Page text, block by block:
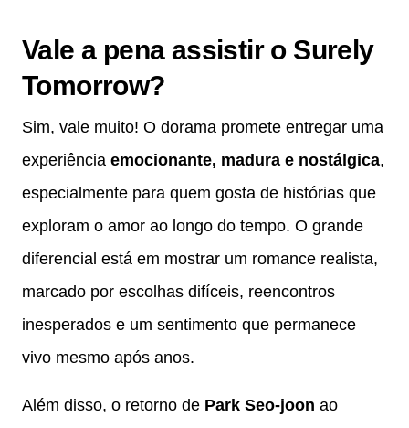
Vale a pena assistir o Surely
Tomorrow?
Sim, vale muito! O dorama promete entregar uma
experiência emocionante, madura e nostálgica,
especialmente para quem gosta de histórias que
exploram o amor ao longo do tempo. O grande
diferencial está em mostrar um romance realista,
marcado por escolhas difíceis, reencontros
inesperados e um sentimento que permanece
vivo mesmo após anos.
Além disso, o retorno de Park Seo-joon ao